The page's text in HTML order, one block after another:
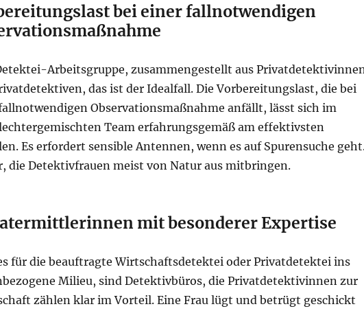
bei einer fallnotwendigen
Arbeitsgruppe, zusammengestellt aus
das ist der Idealfall. Die Vorbereitungslast, die bei
Observationsmaßnahme anfällt, lässt sich im
Team erfahrungsgemäß am effektivsten
Es erfordert sensible Antennen, wenn es auf Spurensuche
die Detektivfrauen meist von Natur aus mitbringen.
mit besonderer Expertise
für die beauftragte Wirtschaftsdetektei oder Privatdetektei ins
Milieu, sind Detektivbüros, die Privatdetektivinnen zur
zählen klar im Vorteil. Eine Frau lügt und betrügt geschickt